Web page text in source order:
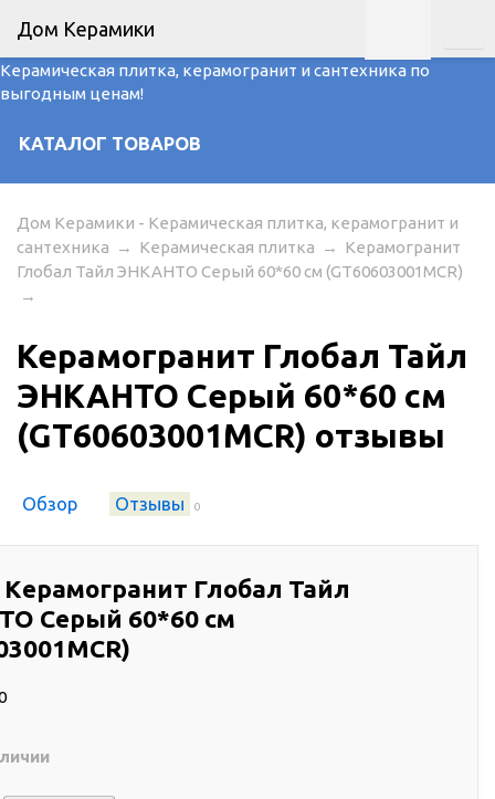
Керамическая плитка, керамогранит и сантехника по
выгодным ценам!
КАТАЛОГ ТОВАРОВ
Дом Керамики
Дом Керамики - Керамическая плитка, керамогранит и
сантехника → Керамическая плитка → Керамогранит
Глобал Тайл ЭНКАНТО Серый 60*60 см (GT60603001MCR)
→
Керамогранит Глобал Тайл
ЭНКАНТО Серый 60*60 см
(GT60603001MCR) отзывы
Обзор Отзывы 0
Глобал Тайл
Серый 60*60 см